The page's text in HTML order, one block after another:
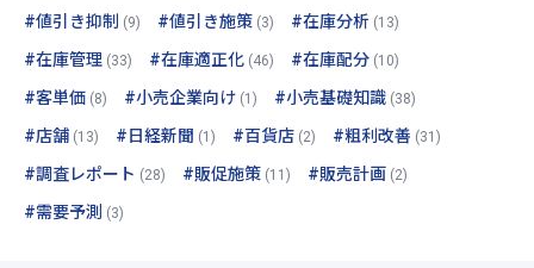
#値引き抑制 (9) #値引き施策 (3) #在庫分析 (13)
#在庫管理 (33) #在庫適正化 (46) #在庫配分 (10)
#客単価 (8) #小売企業向け (1) #小売基礎知識 (38)
#店舗 (13) #日経新聞 (1) #百貨店 (2) #粗利改善 (31)
#調査レポート (28) #販促施策 (11) #販売計画 (2)
#需要予測 (3)